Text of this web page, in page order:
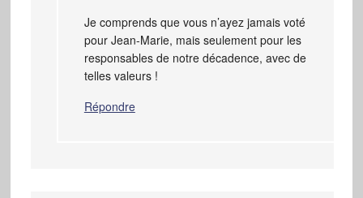
Je comprends que vous n’ayez jamais voté
pour Jean-Marie, mais seulement pour les
responsables de notre décadence, avec de
telles valeurs !
Répondre